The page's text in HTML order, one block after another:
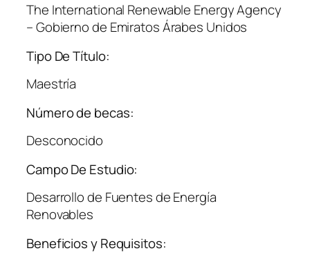
The International Renewable Energy Agency
– Gobierno de Emiratos Árabes Unidos
Tipo De Título:
Maestría
Número de becas:
Desconocido
Campo De Estudio:
Desarrollo de Fuentes de Energía
Renovables
Beneficios y Requisitos: